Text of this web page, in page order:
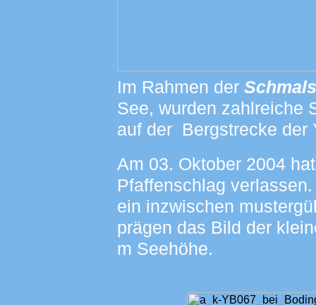
Im Rahmen der
See, wurden zahlreiche
auf der Bergstrecke der
Am 03. Oktober 2004
Pfaffenschlag
ein inzwischen
prägen das Bild der
m Seehöhe.